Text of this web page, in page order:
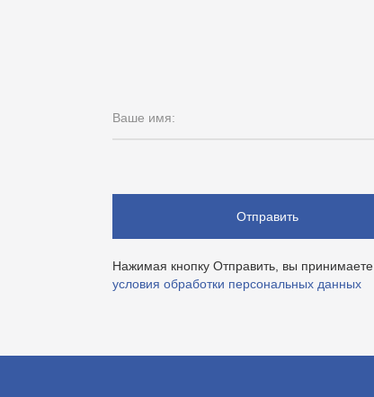
Ваше имя:
Отправить
Нажимая кнопку Отправить, вы принимаете
условия обработки персональных данных